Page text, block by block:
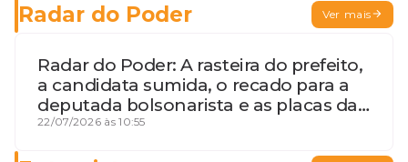
Radar do Poder Ver mais
Radar do Poder: A rasteira do prefeito,
a candidata sumida, o recado para a
deputada bolsonarista e as placas da
discórdia
22/07/2026 às 10:55